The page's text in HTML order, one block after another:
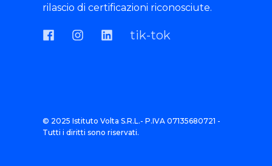
rilascio di certificazioni riconosciute.
tik-tok
© 2025 Istituto Volta S.R.L.- P.IVA 07135680721 -
Tutti i diritti sono riservati.